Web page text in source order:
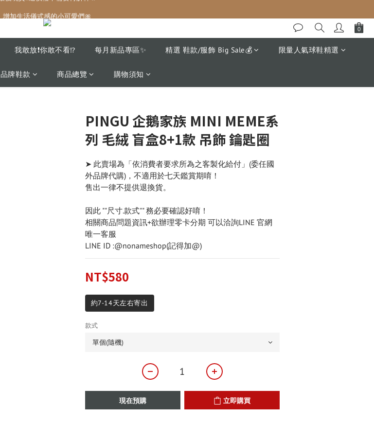
最後現貨‼️這價格不需要再解釋🔥
增加生活儀式感的小可愛們🎀
我敢放❗️你敢不看⁉️ 每月新品專區✨ 精選 鞋款/服飾 Big Sale💰 限量人氣球鞋精選
品牌鞋款 商品總覽 購物須知
PINGU 企鵝家族 MINI MEME系
列 毛絨 盲盒8+1款 吊飾 鑰匙圈
➤ 此賣場為「依消費者要求所為之客製化給付」(委任國
外品牌代購)，不適用於七天鑑賞期唷！
售出一律不提供退換貨。
因此 ""尺寸.款式"" 務必要確認好唷！
相關商品問題資訊+欲辦理零卡分期 可以洽詢LINE 官網
唯一客服
LINE ID :@nonameshop(記得加@)
NT$580
約7-14天左右寄出
款式
現在預購 立即購買